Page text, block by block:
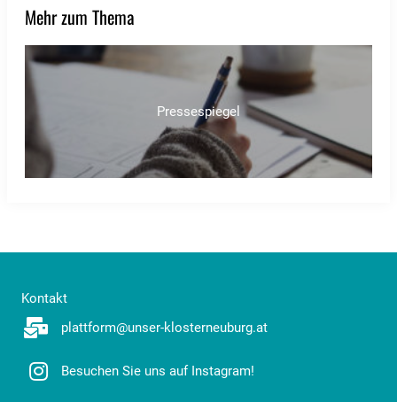
Mehr zum Thema
Pressespiegel
Kontakt
plattform@unser-klosterneuburg.at
Besuchen Sie uns auf Instagram!